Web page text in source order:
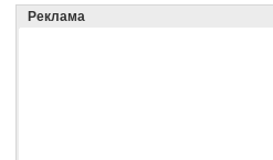
Реклама